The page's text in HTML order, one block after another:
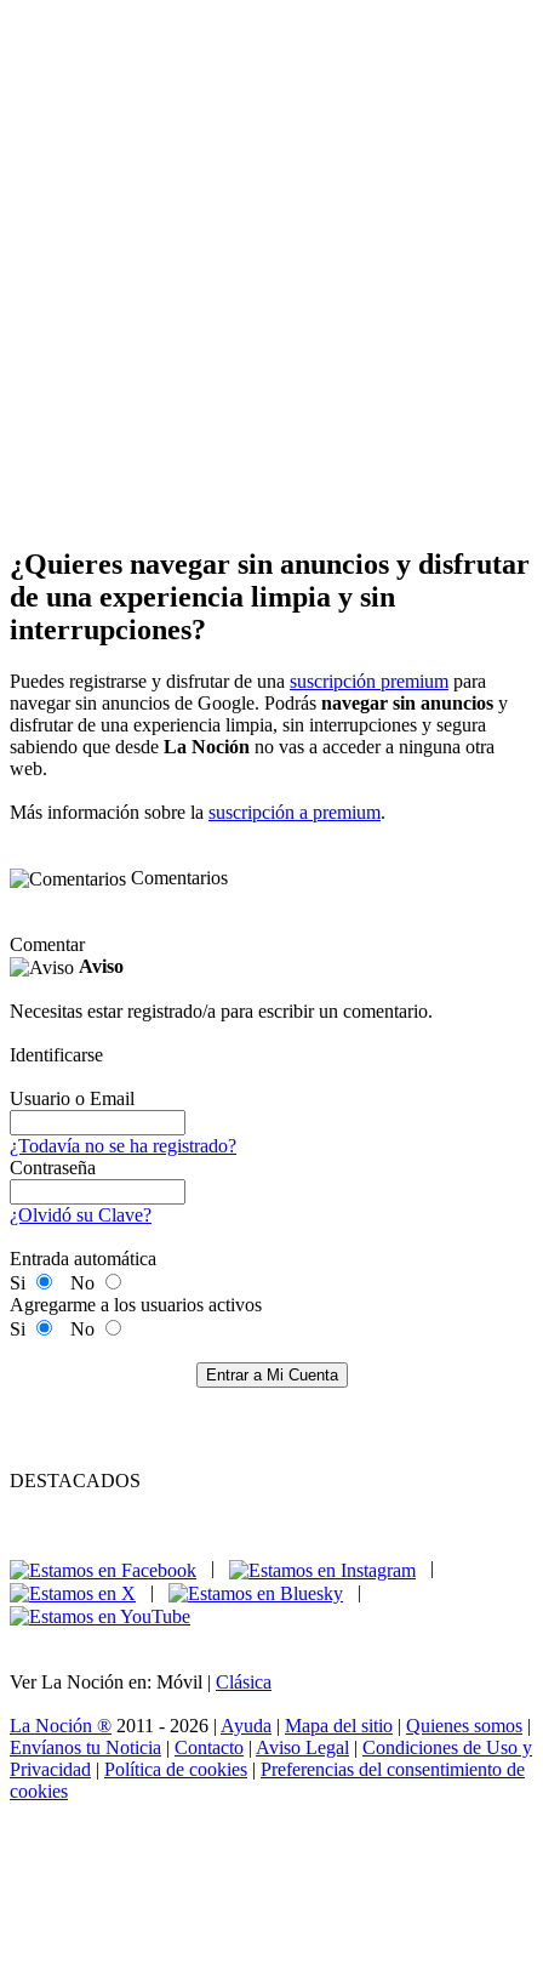
¿Quieres navegar sin anuncios y disfrutar
de una experiencia limpia y sin
interrupciones?
Puedes registrarse y disfrutar de una suscripción premium para
navegar sin anuncios de Google. Podrás navegar sin anuncios y
disfrutar de una experiencia limpia, sin interrupciones y segura
sabiendo que desde La Noción no vas a acceder a ninguna otra
web.
Más información sobre la suscripción a premium.
Comentarios
Comentar
Aviso
Necesitas estar registrado/a para escribir un comentario.
Identificarse
Usuario o Email
¿Todavía no se ha registrado?
Contraseña
¿Olvidó su Clave?
Entrada automática
Si
No
Agregarme a los usuarios activos
Si
No
Entrar a Mi Cuenta
DESTACADOS
|
|
Ver La Noción en: Móvil | Clásica
La Noción ® 2011 - 2026 | Ayuda | Mapa del sitio | Quienes somos |
Envíanos tu Noticia | Contacto | Aviso Legal | Condiciones de Uso y
Privacidad | Política de cookies | Preferencias del consentimiento de
cookies